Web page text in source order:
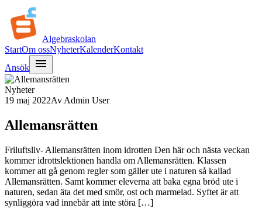
Algebraskolan
StartOm ossNyheterKalenderKontakt
Ansök
menu
Nyheter
19 maj 2022Av Admin User
Allemansrätten
Friluftsliv- Allemansrätten inom idrotten Den här och nästa veckan
kommer idrottslektionen handla om Allemansrätten. Klassen
kommer att gå genom regler som gäller ute i naturen så kallad
Allemansrätten. Samt kommer eleverna att baka egna bröd ute i
naturen, sedan äta det med smör, ost och marmelad. Syftet är att
synliggöra vad innebär att inte störa […]